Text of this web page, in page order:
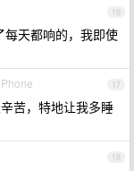
16
天都响的，我即使
17
苦，特地让我多睡
18